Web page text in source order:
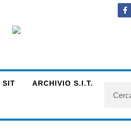
SIT ARCHIVIO S.I.T.